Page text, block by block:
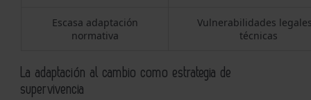
Escasa adaptación
normativa
Vulnerabilidades
técnicas
La adaptación al cambio como estrategia de
supervivencia